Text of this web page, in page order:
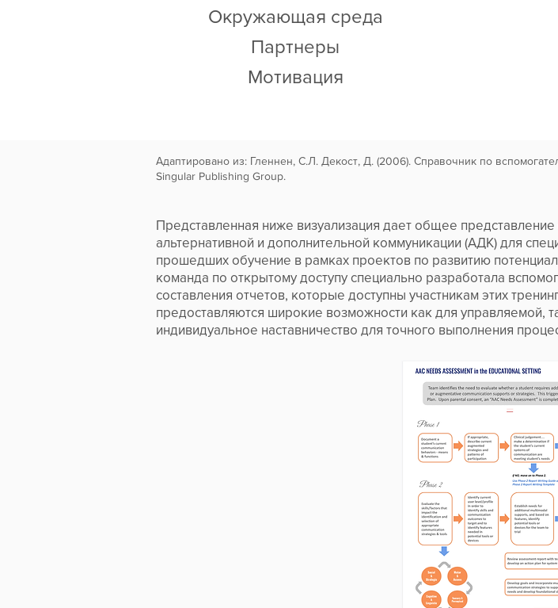
Окружающая среда
Партнеры
Мотивация
Адаптировано из: Гленнен, С.Л. Декост, Д. (2006). Справочник по
Singular Publishing Group.
Представленная ниже визуализация дает общее
альтернативной и дополнительной коммуникации (АДК) для
прошедших обучение в рамках проектов по развитию
команда по открытому доступу специально разработала
составления отчетов, которые доступны участникам этих
предоставляются широкие возможности как для управляемой,
индивидуальное наставничество для точного выполнения